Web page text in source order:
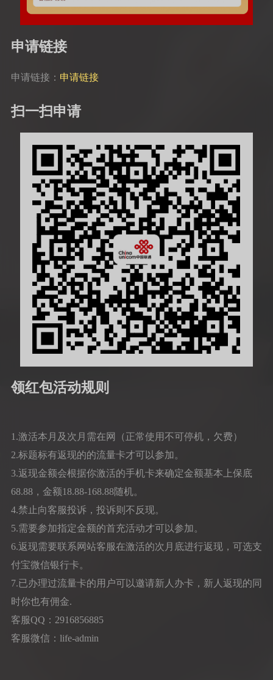
申请链接
申请链接： 申请链接
扫一扫申请
领红包活动规则
1.激活本月及次月需在网（正常使用不可停机，欠费）
2.标题标有返现的的流量卡才可以参加。
3.返现金额会根据你激活的手机卡来确定金额基本上保底
68.88，金额18.88-168.88随机。
4.禁止向客服投诉，投诉则不反现。
5.需要参加指定金额的首充活动才可以参加。
6.返现需要联系网站客服在激活的次月底进行返现，可选支
付宝微信银行卡。
7.已办理过流量卡的用户可以邀请新人办卡，新人返现的同
时你也有佣金.
客服QQ：2916856885
客服微信：life-admin